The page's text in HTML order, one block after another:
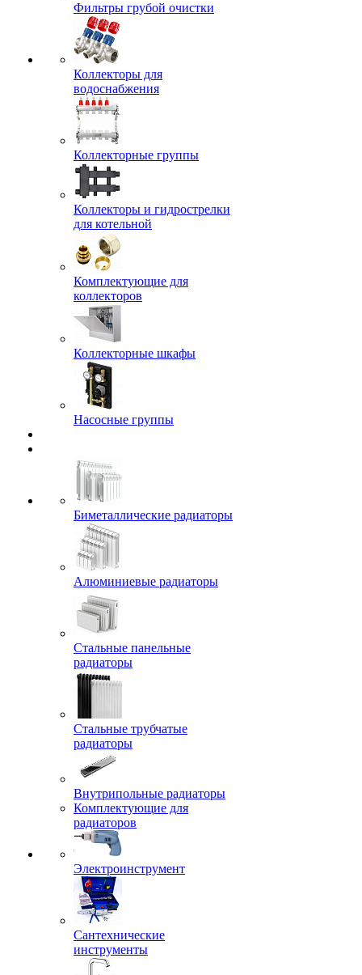
Фильтры грубой очистки
Коллекторы для
водоснабжения
Коллекторные группы
Коллекторы и гидрострелки
для котельной
Комплектующие для
коллекторов
Коллекторные шкафы
Насосные группы
Биметаллические радиаторы
Алюминиевые радиаторы
Стальные панельные
радиаторы
Стальные трубчатые
радиаторы
Внутрипольные радиаторы
Комплектующие для
радиаторов
Электроинструмент
Сантехнические
инструменты